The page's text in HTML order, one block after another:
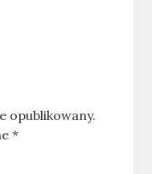
opublikowany.
*